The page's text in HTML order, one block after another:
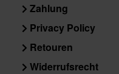
Zahlung
Privacy Policy
Retouren
Widerrufsrecht